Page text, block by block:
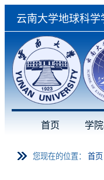
云南大学地球科学
首页 学
您现在的位置： 首页